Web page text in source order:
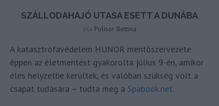
SZÁLLODAHAJÓ UTASA ESETT A DUNÁBA
írta Polisor Bettina
A katasztrófavédelem HUNOR mentőszervezete
éppen az életmentést gyakorolta július 9-én, amikor
éles helyzetbe kerültek, és valóban szükség volt a
csapat tudására – tudta meg a Spabook.net.